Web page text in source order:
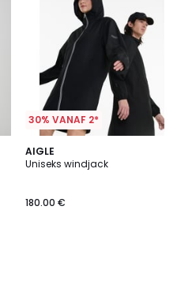
30% VANAF 2*
AIGLE
Uniseks windjack
180.00 €